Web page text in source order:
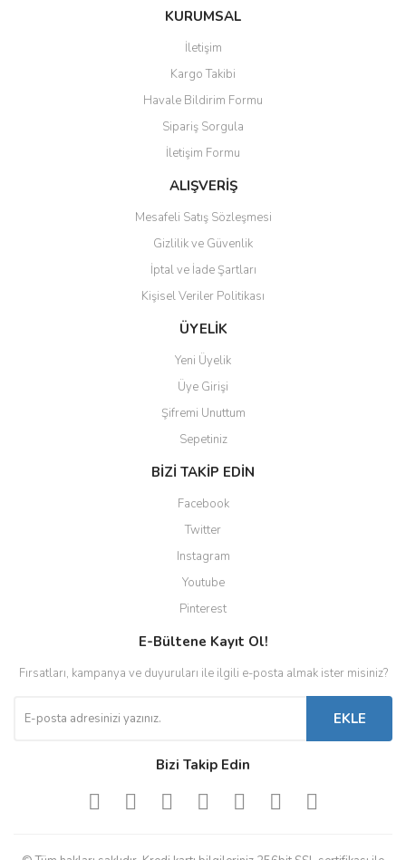
Bu ürüne ilk yorumu siz yapın!
Ürün resmi kalitesiz, bozuk veya görüntülenemiyor.
Ürün açıklamasında eksik bilgiler bulunuyor.
Ürün bilgilerinde hatalar bulunuyor.
Ürün fiyatı diğer sitelerden daha pahalı.
Bu ürüne benzer farklı alternatifler olmalı.
Gönder
KURUMSAL
İletişim
Kargo Takibi
Havale Bildirim Formu
Sipariş Sorgula
İletişim Formu
ALIŞVERİŞ
Mesafeli Satış Sözleşmesi
Gizlilik ve Güvenlik
İptal ve İade Şartları
Kişisel Veriler Politikası
ÜYELİK
Yeni Üyelik
Üye Girişi
Şifremi Unuttum
Sepetiniz
BİZİ TAKİP EDİN
Facebook
Twitter
Instagram
Youtube
Pinterest
E-Bültene Kayıt Ol!
Fırsatları, kampanya ve duyuruları ile ilgili e-posta almak ister misiniz?
EKLE
Bizi Takip Edin